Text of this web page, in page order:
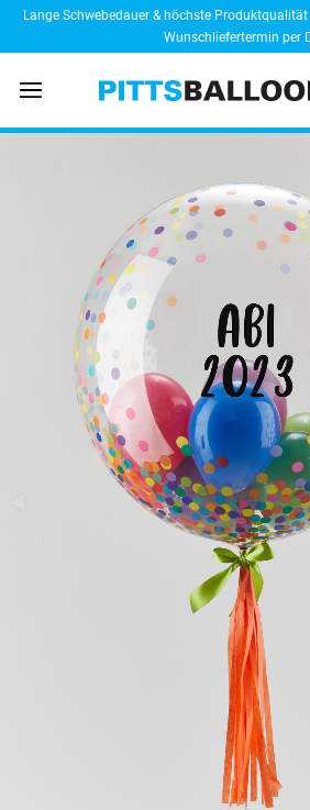
Lange Schwebedauer & höchste Produktqualität
Wunschliefertermin per